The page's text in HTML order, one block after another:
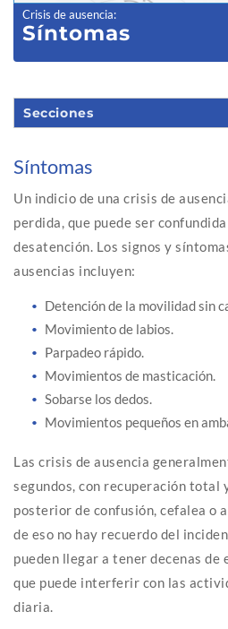
Crisis de ausencia:
Síntomas
Secciones
Síntomas
Un indicio de una crisis de
perdida, que puede ser
desatención. Los signos y
ausencias incluyen:
Detención de la movilidad sin
Movimiento de labios.
Parpadeo rápido.
Movimientos de masticación.
Sobarse los dedos.
Movimientos pequeños en
Las crisis de ausencia
segundos, con recuperación total
posterior de confusión, cefalea o
de eso no hay recuerdo del
pueden llegar a tener decenas
que puede interferir con las
diaria.